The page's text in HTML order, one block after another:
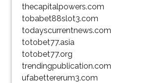
thecapitalpowers.com
tobabet88slot3.com
todayscurrentnews.com
totobet77.asia
totobet77.org
trendingpublication.com
ufabettererum3.com